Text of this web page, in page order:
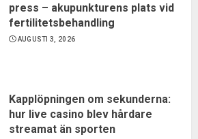
press – akupunkturens plats vid
fertilitetsbehandling
AUGUSTI 3, 2026
Kapplöpningen om sekunderna:
hur live casino blev hårdare
streamat än sporten